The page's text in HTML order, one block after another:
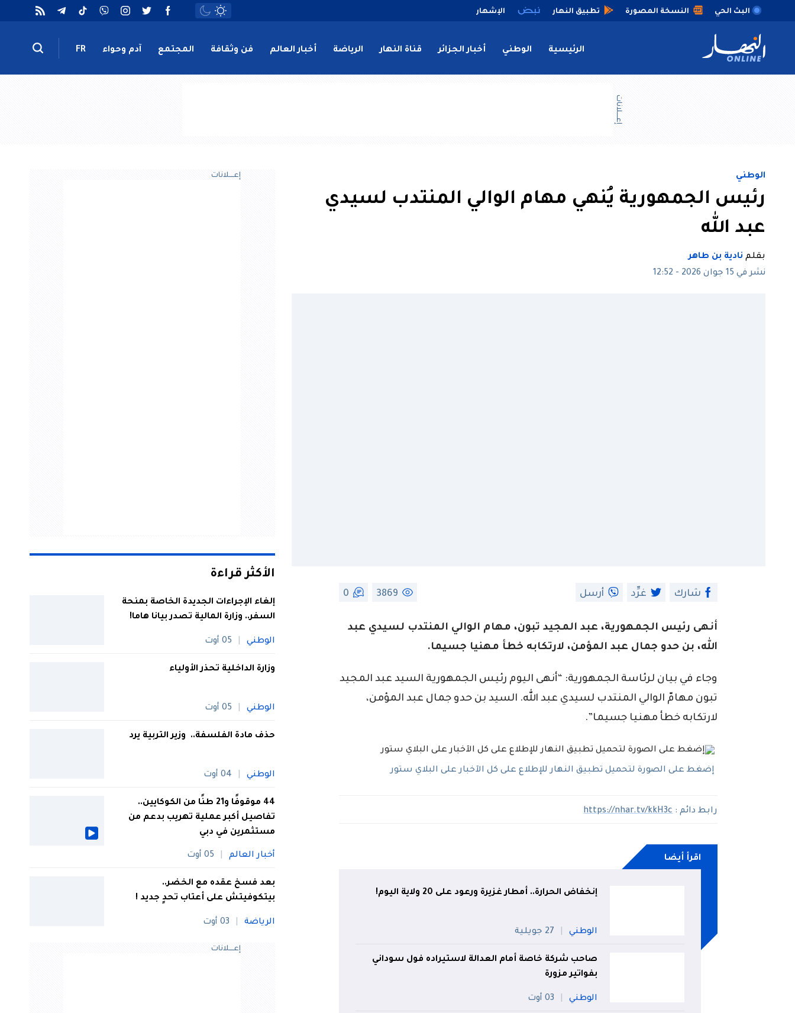
البث الحي النسخة المصورة تطبيق النهار الإشهار
الرئيسية الوطني أخبار الجزائر قناة النهار الرياضة أخبار العالم فن وثقافة المجتمع آدم وحواء FR
إعــــلانات
الوطني
رئيس الجمهورية يُنهي مهام الوالي المنتدب لسيدي
عبد الله
بقلم نادية بن طاهر
نشر في 15 جوان 2026 - 12:52
شارك غرِّد أرسل 3869
0
أنهى رئيس الجمهورية، عبد المجيد تبون، مهام الوالي المنتدب لسيدي عبد
الله، بن حدو جمال عبد المؤمن، لارتكابه خطأ مهنيا جسيما.
وجاء في بيان لرئاسة الجمهورية: “أنهى اليوم رئيس الجمهورية السيد عبد المجيد
تبون مهامّ الوالي المنتدب لسيدي عبد الله. السيد بن حدو جمال عبد المؤمن،
لارتكابه خطأ مهنيا جسيما”.
إضغط على الصورة لتحميل تطبيق النهار للإطلاع على كل الآخبار على البلاي ستور
رابط دائم :https://nhar.tv/kkH3c
اقرأ أيضا
إنخفاض الحرارة.. أمطار غزيرة ورعود على 20 ولاية اليوم!
الوطني 27 جويلية
صاحب شركة خاصة أمام العدالة لاستيراده فول سوداني
بفواتير مزورة
الوطني 03 أوت
إعــــلانات
الأكثر قراءة
إلغاء الإجراءات الجديدة الخاصة بمنحة
السفر.. وزارة المالية تصدر بيانا هاما!
الوطني 05 أوت
وزارة الداخلية تحذر الأولياء
الوطني 05 أوت
حذف مادة الفلسفة.. وزير التربية يرد
الوطني 04 أوت
44 موقوفًا و21 طنًا من الكوكايين..
تفاصيل أكبر عملية تهريب بدعم من
مستثمرين في دبي
أخبار العالم 05 أوت
بعد فسخ عقده مع الخضر..
بيتكوفيتش على أعتاب تحدٍ جديد !
الرياضة 03 أوت
إعــــلانات